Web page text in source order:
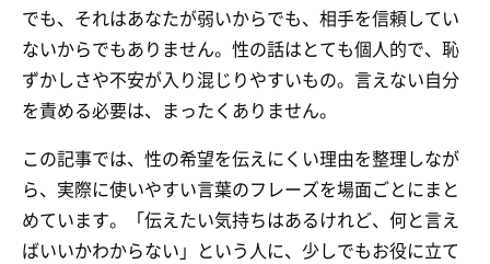
でも、それはあなたが弱いからでも、相手を信頼してい
ないからでもありません。性の話はとても個人的で、恥
ずかしさや不安が入り混じりやすいもの。言えない自分
を責める必要は、まったくありません。
この記事では、性の希望を伝えにくい理由を整理しなが
ら、実際に使いやすい言葉のフレーズを場面ごとにまと
めています。「伝えたい気持ちはあるけれど、何と言え
ばいいかわからない」という人に、少しでもお役に立て